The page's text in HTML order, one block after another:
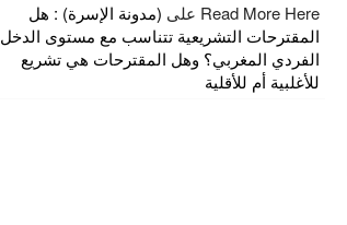
Read More Here على (مدونة الإسرة) : هل
المقترحات التشريعية تتناسب مع مستوى الدخل
الفردي المغربي؟ وهل المقترحات هي تشريع
للأغلبية أم للأقلية